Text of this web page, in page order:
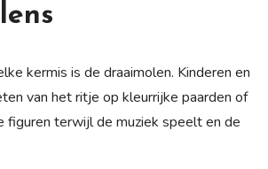
kermis is de draaimolen. Kinderen en
van het ritje op kleurrijke paarden of
figuren terwijl de muziek speelt en de